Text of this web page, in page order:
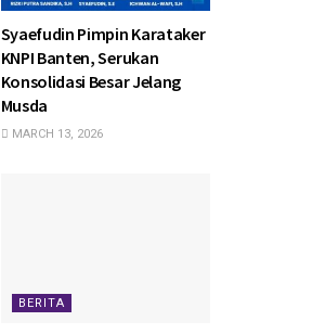
Syaefudin Pimpin Karataker
KNPI Banten, Serukan
Konsolidasi Besar Jelang
Musda
MARCH 13, 2026
BERITA